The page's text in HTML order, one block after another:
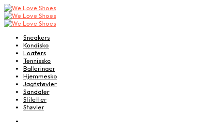
Sneakers
Kondisko
Loafers
Tennissko
Ballerinaer
Hjemmesko
Jagtstøvler
Sandaler
Stiletter
Støvler